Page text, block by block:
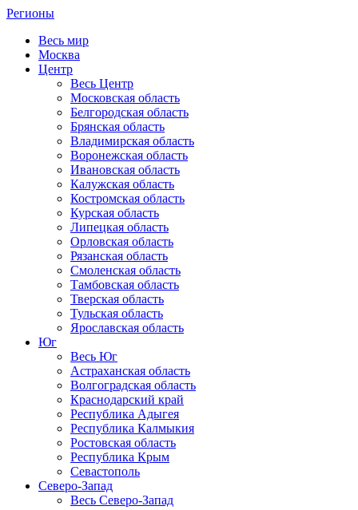
Регионы
Весь мир
Москва
Центр
Весь Центр
Московская область
Белгородская область
Брянская область
Владимирская область
Воронежская область
Ивановская область
Калужская область
Костромская область
Курская область
Липецкая область
Орловская область
Рязанская область
Смоленская область
Тамбовская область
Тверская область
Тульская область
Ярославская область
Юг
Весь Юг
Астраханская область
Волгоградская область
Краснодарский край
Республика Адыгея
Республика Калмыкия
Ростовская область
Республика Крым
Севастополь
Северо-Запад
Весь Северо-Запад